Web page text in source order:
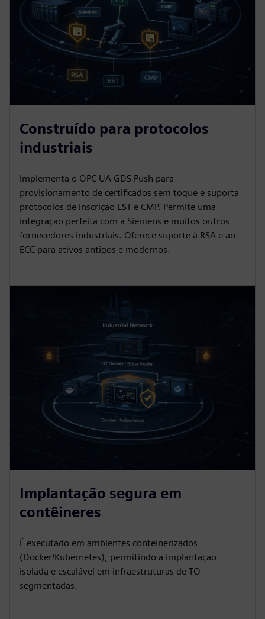
Construído para protocolos
industriais
Implementa o OPC UA GDS Push para
provisionamento de certificados sem toque e suporta
protocolos de inscrição EST e CMP. Permite uma
integração perfeita com a Siemens e muitos outros
fornecedores industriais. Oferece suporte à RSA e ao
ECC para ativos antigos e modernos.
Implantação segura em
contêineres
É executado em ambientes conteinerizados
(Docker/Kubernetes), permitindo a implantação
isolada e escalável em infraestruturas de TO
segmentadas.